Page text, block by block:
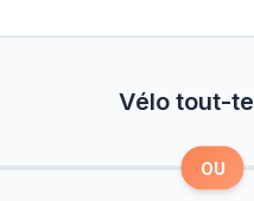
Vélo tout-
OU